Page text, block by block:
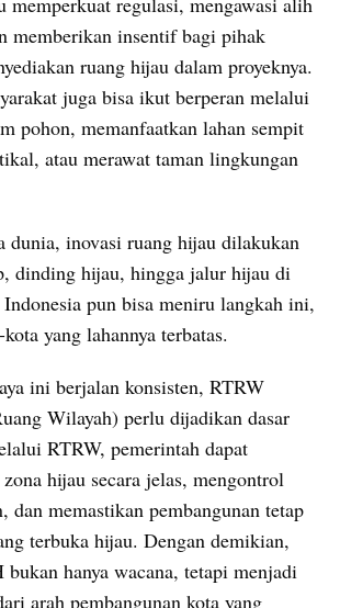
memberikan insentif bagi pihak
ruang hijau dalam proyeknya.
juga bisa ikut berperan melalui
pohon, memanfaatkan lahan sempit
atau merawat taman lingkungan
dunia, inovasi ruang hijau dilakukan
dinding hijau, hingga jalur hijau di
pun bisa meniru langkah ini,
yang lahannya terbatas.
ini berjalan konsisten, RTRW
Wilayah) perlu dijadikan dasar
RTRW, pemerintah dapat
hijau secara jelas, mengontrol
dan memastikan pembangunan tetap
terbuka hijau. Dengan demikian,
bukan hanya wacana, tetapi menjadi
arah pembangunan kota yang